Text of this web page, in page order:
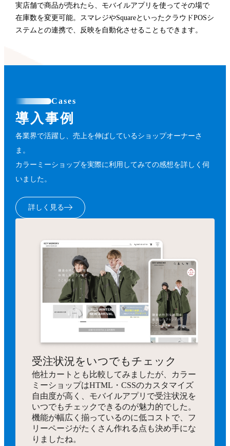
実店舗で商品が売れたら、モバイルアプリを使ってその場で
在庫数を変更可能。スマレジやSquareといったクラウドPOSシ
ステムとの連携で、反映を自動化させることもできます。
Cases
導入事例
各業界で活躍し、売上を伸ばしているショップオーナーさ
ま。
カラーミーショップを実際に利用してみての感想を詳しく伺
いました。
詳しく見る
受注状況をいつでもチェック
他社カートとも比較してみましたが、カラー
ミーショップはHTML・CSSのカスタマイズ
自由度が高く、モバイルアプリで受注状況を
いつでもチェックできるのが魅力的でした。
機能が幅広く揃っているのに低コストで、フ
リーページがたくさん作れる点も決め手にな
りましたね。